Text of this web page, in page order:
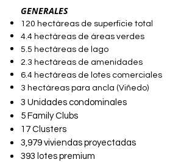
GENERALES
120 hectáreas de superficie total
4.4 hectáreas de áreas verdes
5.5 hectáreas de lago
2.3 hectáreas de amenidades
6.4 hectáreas de lotes comerciales
3 hectáreas para ancla (Viñedo)
3 Unidades condominales
5 Family Clubs
17 Clusters
3,979 viviendas proyectadas
393 lotes premium